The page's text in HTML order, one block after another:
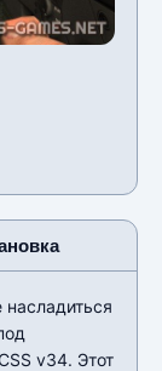
v34. Этот